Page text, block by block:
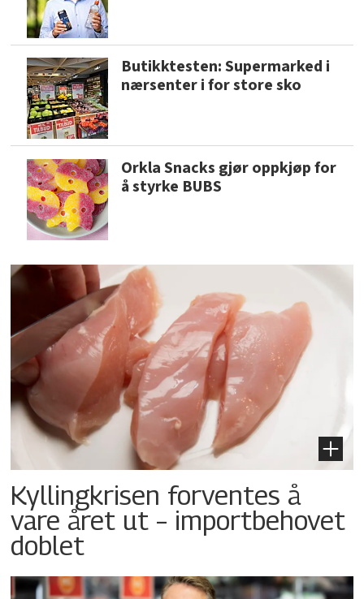
Butikktesten: Supermarked i
nærsenter i for store sko
Orkla Snacks gjør oppkjøp for
å styrke BUBS
Kyllingkrisen forventes å
vare året ut – importbehovet
doblet